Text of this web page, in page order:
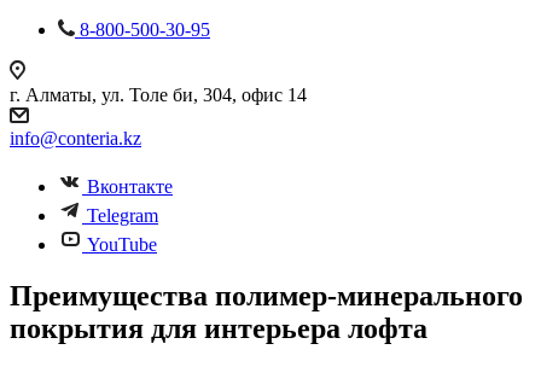
8-800-500-30-95
г. Алматы, ул. Толе би, 304, офис 14
info@conteria.kz
Вконтакте
Telegram
YouTube
Преимущества полимер-минерального
покрытия для интерьера лофта